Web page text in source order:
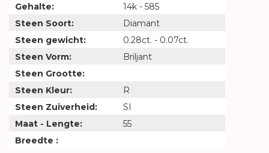
Gehalte:
14k - 585
Steen Soort:
Diamant
Steen gewicht:
0.28ct. - 0.07ct.
Steen Vorm:
Briljant
Steen Grootte:
Steen Kleur:
R
Steen Zuiverheid:
SI
Maat - Lengte:
55
Breedte :